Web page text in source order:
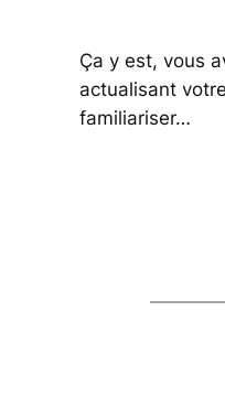
Ça y est, vous
actualisant
familiariser…